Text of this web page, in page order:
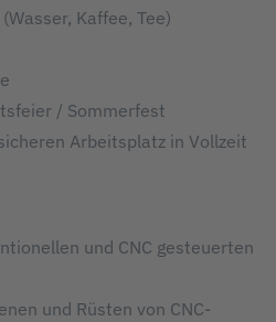
Kaffee, Tee)
/ Sommerfest
Arbeitsplatz in Vollzeit
und CNC gesteuerten
und Rüsten von CNC-